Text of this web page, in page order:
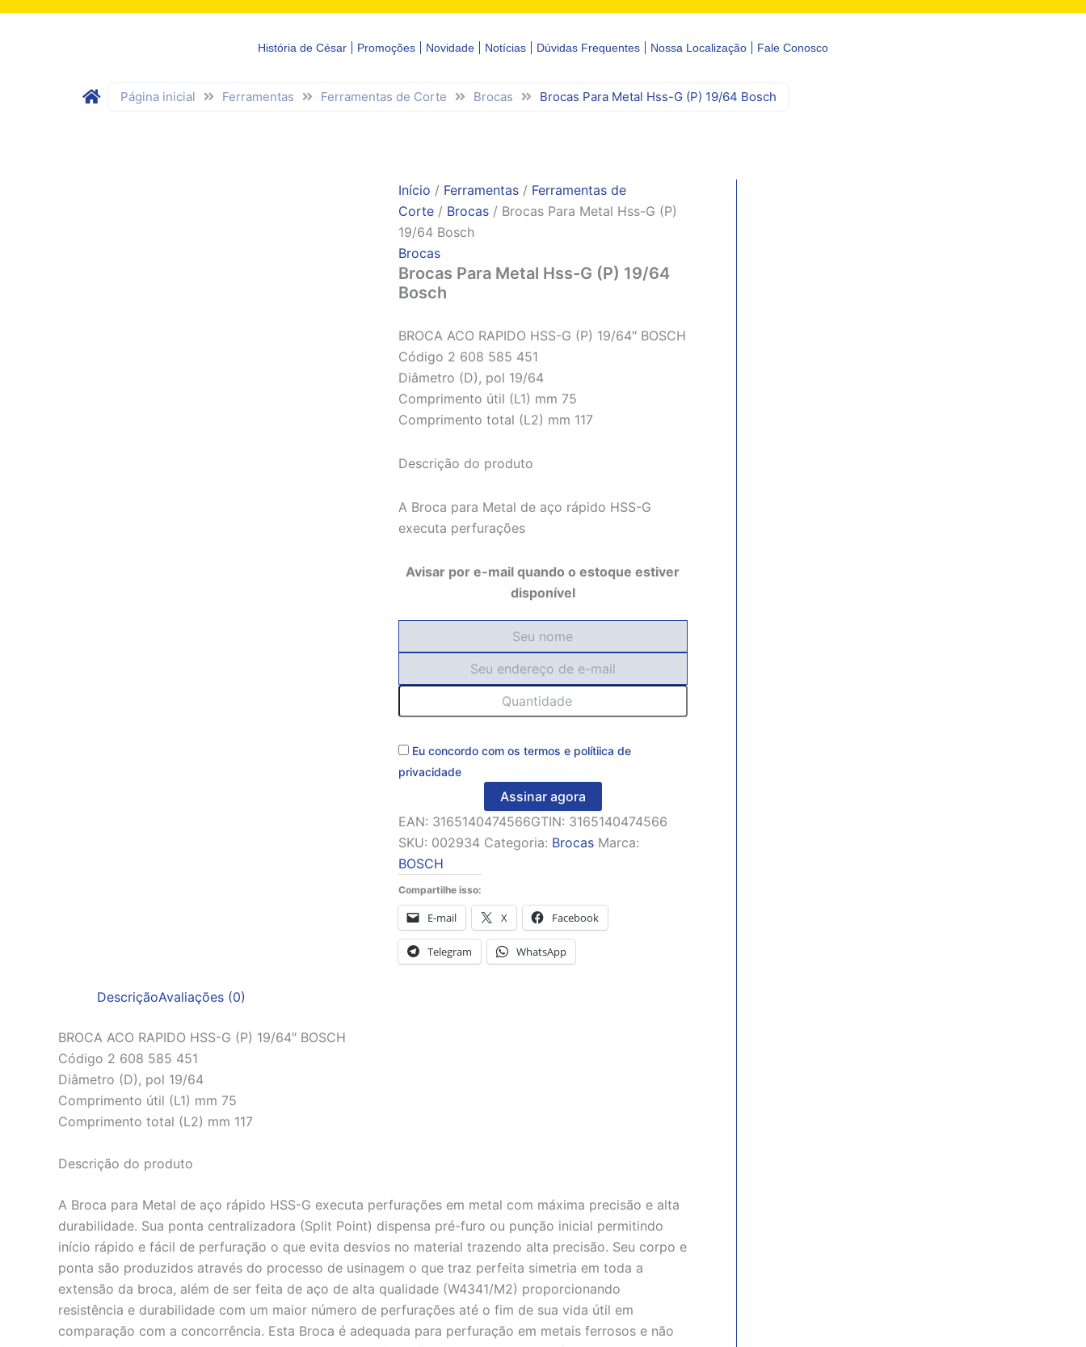
História de César Promoções Novidade Notícias Dúvidas Frequentes Nossa Localização Fale Conosco
Página inicial Ferramentas Ferramentas de Corte Brocas Brocas Para Metal Hss-G (P) 19/64 Bosch
Início / Ferramentas/ Ferramentas de
Corte/ Brocas/ Brocas Para Metal Hss-G (P)
19/64 Bosch
Brocas
Brocas Para Metal Hss-G (P) 19/64
Bosch
BROCA ACO RAPIDO HSS-G (P) 19/64″ BOSCH
Código 2 608 585 451
Diâmetro (D), pol 19/64
Comprimento útil (L1) mm 75
Comprimento total (L2) mm 117
Descrição do produto
A Broca para Metal de aço rápido HSS-G
executa perfurações
Avisar por e-mail quando o estoque estiver
disponível
Eu concordo com os termos e polítiica de
privacidade
Assinar agora
EAN: 3165140474566GTIN: 3165140474566
SKU: 002934 Categoria: Brocas Marca:
BOSCH
Compartilhe isso:
E-mail X Facebook
Telegram WhatsApp
DescriçãoAvaliações (0)
BROCA ACO RAPIDO HSS-G (P) 19/64″ BOSCH
Código 2 608 585 451
Diâmetro (D), pol 19/64
Comprimento útil (L1) mm 75
Comprimento total (L2) mm 117
Descrição do produto
A Broca para Metal de aço rápido HSS-G executa perfurações em metal com máxima precisão e alta
durabilidade. Sua ponta centralizadora (Split Point) dispensa pré-furo ou punção inicial permitindo
início rápido e fácil de perfuração o que evita desvios no material trazendo alta precisão. Seu corpo e
ponta são produzidos através do processo de usinagem o que traz perfeita simetria em toda a
extensão da broca, além de ser feita de aço de alta qualidade (W4341/M2) proporcionando
resistência e durabilidade com um maior número de perfurações até o fim de sua vida útil em
comparação com a concorrência. Esta Broca é adequada para perfuração em metais ferrosos e não